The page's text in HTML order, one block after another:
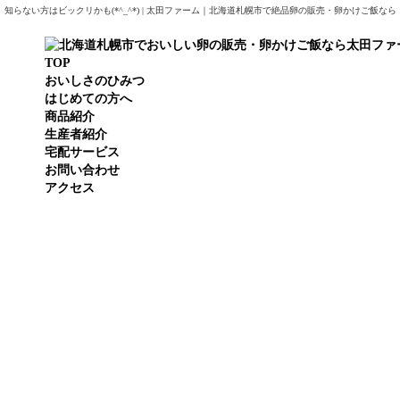
知らない方はビックリかも(*^_^*) | 太田ファーム｜北海道札幌市で絶品卵の販売・卵かけご飯なら
TOP
おいしさのひみつ
はじめての方へ
商品紹介
生産者紹介
宅配サービス
お問い合わせ
アクセス